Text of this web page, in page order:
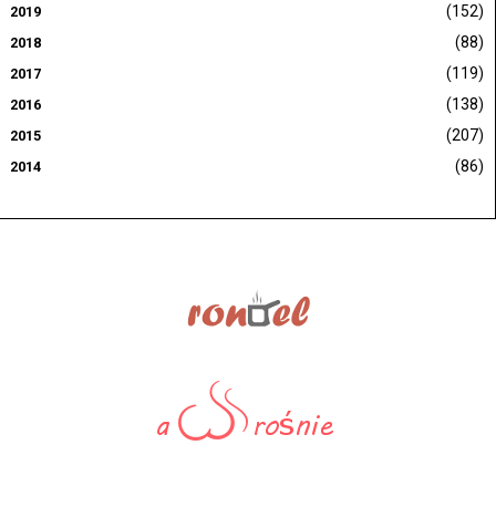
2019 (152)
2018 (88)
2017 (119)
2016 (138)
2015 (207)
2014 (86)